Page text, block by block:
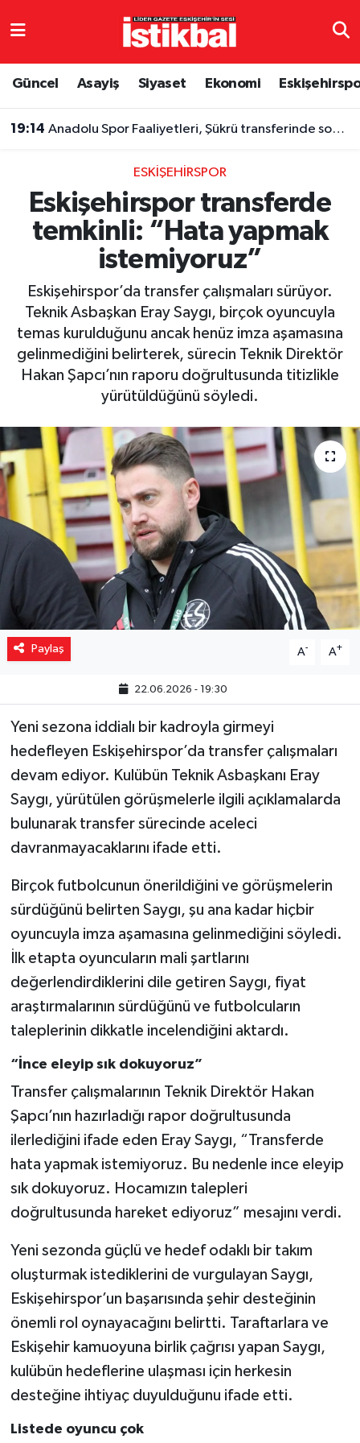
Güncel Asayiş Siyaset Ekonomi
19:14 Anadolu Spor Faaliyetleri, Şükrü transferinde son adımı attı
ESKIŞEHIRSPOR
Eskişehirspor transferde
temkinli: “Hata yapmak
istemiyoruz”
Eskişehirspor’da transfer çalışmaları sürüyor.
Teknik Asbaşkan Eray Saygı, birçok oyuncuyla
temas kurulduğunu ancak henüz imza aşamasına
gelinmediğini belirterek, sürecin Teknik Direktör
Hakan Şapcı’nın raporu doğrultusunda titizlikle
yürütüldüğünü söyledi.
Paylaş A- A+
22.06.2026 - 19:30
Yeni sezona iddialı bir kadroyla girmeyi
hedefleyen Eskişehirspor’da transfer çalışmaları
devam ediyor. Kulübün Teknik Asbaşkanı Eray
Saygı, yürütülen görüşmelerle ilgili açıklamalarda
bulunarak transfer sürecinde aceleci
davranmayacaklarını ifade etti.
Birçok futbolcunun önerildiğini ve görüşmelerin
sürdüğünü belirten Saygı, şu ana kadar hiçbir
oyuncuyla imza aşamasına gelinmediğini söyledi.
İlk etapta oyuncuların mali şartlarını
değerlendirdiklerini dile getiren Saygı, fiyat
araştırmalarının sürdüğünü ve futbolcuların
taleplerinin dikkatle incelendiğini aktardı.
“İnce eleyip sık dokuyoruz”
Transfer çalışmalarının Teknik Direktör Hakan
Şapcı’nın hazırladığı rapor doğrultusunda
ilerlediğini ifade eden Eray Saygı, “Transferde
hata yapmak istemiyoruz. Bu nedenle ince eleyip
sık dokuyoruz. Hocamızın talepleri
doğrultusunda hareket ediyoruz” mesajını verdi.
Yeni sezonda güçlü ve hedef odaklı bir takım
oluşturmak istediklerini de vurgulayan Saygı,
Eskişehirspor’un başarısında şehir desteğinin
önemli rol oynayacağını belirtti. Taraftarlara ve
Eskişehir kamuoyuna birlik çağrısı yapan Saygı,
kulübün hedeflerine ulaşması için herkesin
desteğine ihtiyaç duyulduğunu ifade etti.
Listede oyuncu çok
Eskişehirspor
Spor
Ekonomi
Sağlık
Resmi ilanlar
Eskişehir Nöbetçi Eczaneler
TFF 3.Lig 4.Grup Puan Durumu ve Fikstür
Tüm Manşetler
Son Dakika Haberleri
Haber Arşivi